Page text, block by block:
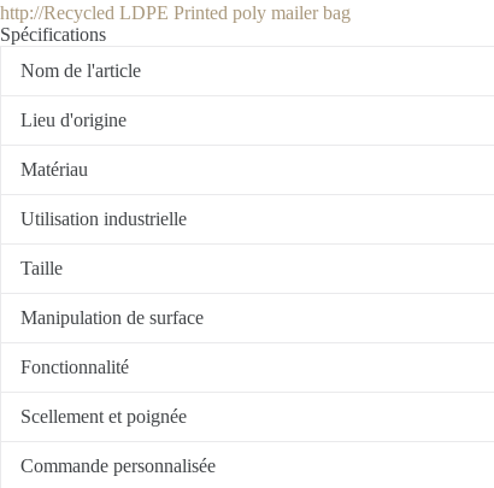
http://Recycled LDPE Printed poly mailer bag
Spécifications
Nom de l'article
Lieu d'origine
Matériau
Utilisation industrielle
Taille
Manipulation de surface
Fonctionnalité
Scellement et poignée
Commande personnalisée